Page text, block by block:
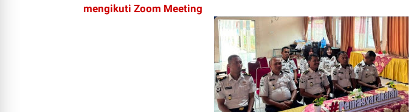
mengikuti Zoom Meeting